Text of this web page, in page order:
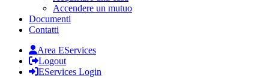
Accendere un mutuo
Documenti
Contatti
Area EServices
Logout
EServices Login